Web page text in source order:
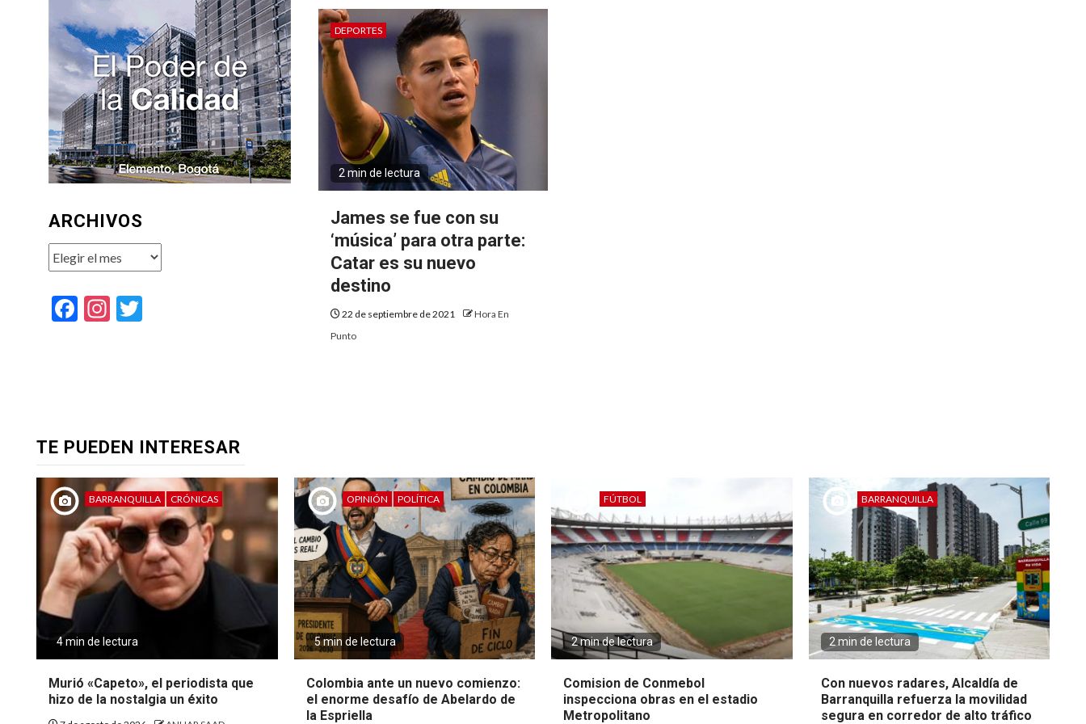
DEPORTES
2 min de lectura
James se fue con su
‘música’ para otra parte:
Catar es su nuevo
destino
22 de septiembre de 2021
Hora En
Punto
ARCHIVOS
Archivos
Facebook
Instagram
TE PUEDEN INTERESAR
BARRANQUILLA CRÓNICAS
4 min de lectura
Murió «Capeto», el periodista que
hizo de la nostalgia un éxito
OPINIÓN POLÍTICA
5 min de lectura
Colombia ante un nuevo comienzo:
el enorme desafío de Abelardo de
la Espriella
FÚTBOL
2 min de lectura
Comision de Conmebol
inspecciona obras en el estadio
Metropolitano
BARRANQUILLA
2 min de lectura
Con nuevos radares, Alcaldía de
Barranquilla refuerza la movilidad
segura en corredor de alto tráfico